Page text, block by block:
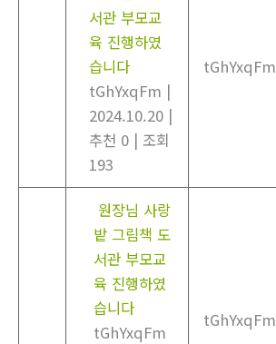
서관 부모교
육 진행하였
습니다
tGhYxqFm |
2024.10.20 |
추천 0 | 조회
193
tGhYxqFm
원장님 사랑
밭 그림책 도
서관 부모교
육 진행하였
습니다
tGhYxqFm
tGhYxqFm